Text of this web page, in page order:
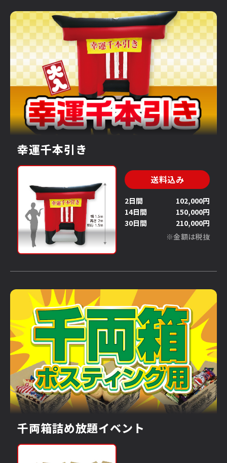
幸運千本引き
送料込み
2日間
102,000円
14日間
150,000円
30日間
210,000円
※金額は税抜
千両箱詰め放題イベント